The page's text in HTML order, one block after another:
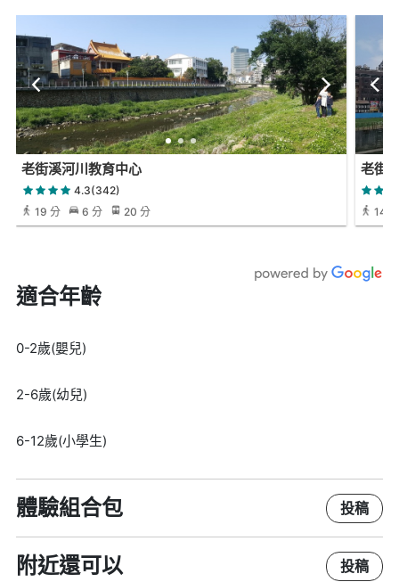
老街溪河川教育中心
4.3(342)
19 分
6 分 20 分
老街
14 分
適合年齡
0-2歲(嬰兒)
2-6歲(幼兒)
6-12歲(小學生)
體驗組合包 投稿
附近還可以 投稿